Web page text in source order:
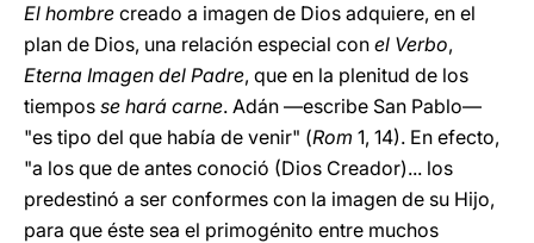
El hombre creado a imagen de Dios adquiere, en el
plan de Dios, una relación especial con el Verbo,
Eterna Imagen del Padre, que en la plenitud de los
tiempos se hará carne. Adán —escribe San Pablo—
"es tipo del que había de venir" (Rom 1, 14). En efecto,
"a los que de antes conoció (Dios Creador)... los
predestinó a ser conformes con la imagen de su Hijo,
para que éste sea el primogénito entre muchos